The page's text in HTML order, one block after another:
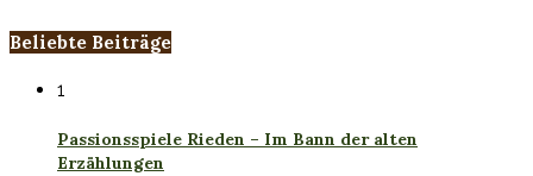
Beliebte Beiträge
1
Passionsspiele Rieden – Im Bann der alten
Erzählungen